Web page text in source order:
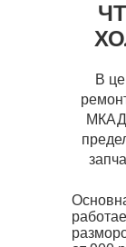
В
МКАД